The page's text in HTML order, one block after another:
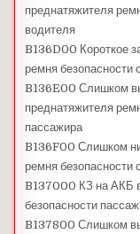
преднатяжителя
водителя
B136D00 Короткое
ремня безопасности
B136E00 Слишком
преднатяжителя
пассажира
B136F00 Слишком
ремня безопасности
B137000 КЗ на АКБ
безопасности
B137800 Слишком